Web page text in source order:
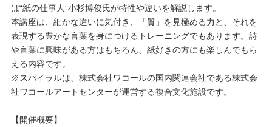
お問い合わせ
よくあるご質問
は“紙の仕事人”小杉博俊氏が特性や違いを解説します。
本講座は、細かな違いに気付き、「質」を見極める力と、それを
表現する豊かな言葉を身につけるトレーニングでもあります。詩
や言葉に興味がある方はもちろん、紙好きの方にも楽しんでもら
える内容です。
※スパイラルは、株式会社ワコールの国内関連会社である株式会
社ワコールアートセンターが運営する複合文化施設です。
【開催概要】